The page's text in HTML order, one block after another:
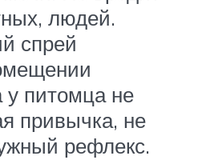
людей.
спрей
у питомца не
привычка, не
рефлекс.